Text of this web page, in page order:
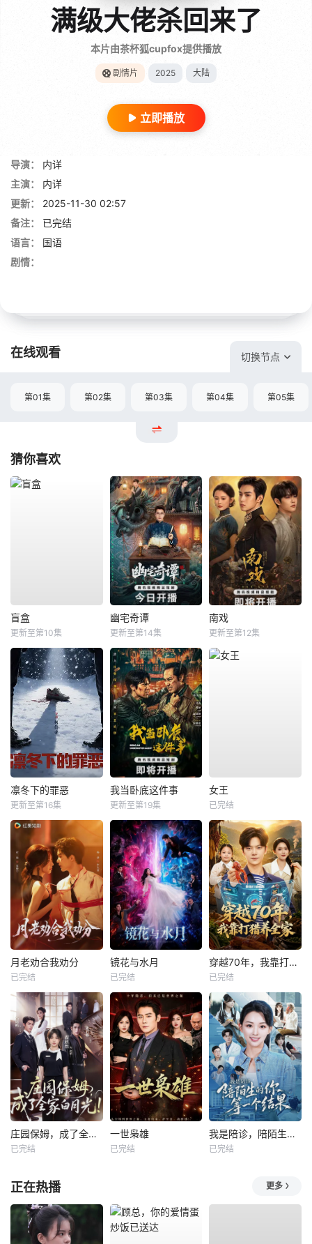
满级大佬杀回来了
本片由茶杯狐cupfox提供播放
剧情片 2025 大陆
立即播放
导演：
内详
主演：
内详
更新：
2025-11-30 02:57
备注：
已完结
语言：
国语
剧情：
在线观看 切换节点
第01集 第02集 第03集 第04集 第05集
猜你喜欢
盲盒
更新至第10集
幽宅奇谭
更新至第14集
南戏
更新至第12集
凛冬下的罪恶
更新至第16集
我当卧底这件事
更新至第19集
女王
已完结
月老劝合我劝分
已完结
镜花与水月
已完结
穿越70年，我靠打猎养全家
已完结
庄园保姆，成了全家白月光
已完结
一世枭雄
已完结
我是陪诊，陪陌生的你等一个结果
已完结
正在热播 更多